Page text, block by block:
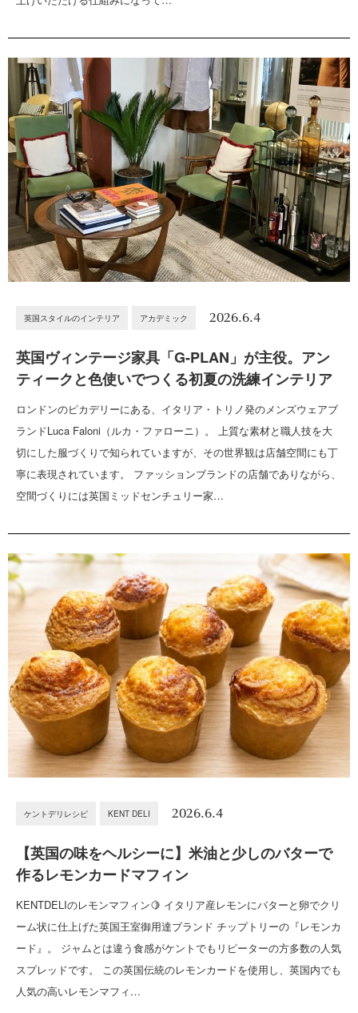
英国スタイルのインテリア アカデミック 2026.6.4
英国ヴィンテージ家具「G-PLAN」が主役。アン
ティークと色使いでつくる初夏の洗練インテリア
ロンドンのピカデリーにある、イタリア・トリノ発のメンズウェアブ
ランドLuca Faloni（ルカ・ファローニ）。 上質な素材と職人技を大
切にした服づくりで知られていますが、その世界観は店舗空間にも丁
寧に表現されています。 ファッションブランドの店舗でありながら、
空間づくりには英国ミッドセンチュリー家…
ケントデリレシピ KENT DELI 2026.6.4
【英国の味をヘルシーに】米油と少しのバターで
作るレモンカードマフィン
KENTDELIのレモンマフィン🍋 イタリア産レモンにバターと卵でクリ
ーム状に仕上げた英国王室御用達ブランド チップトリーの『レモンカ
ード』。 ジャムとは違う食感がケントでもリピーターの方多数の人気
スプレッドです。 この英国伝統のレモンカードを使用し、英国内でも
人気の高いレモンマフィ…